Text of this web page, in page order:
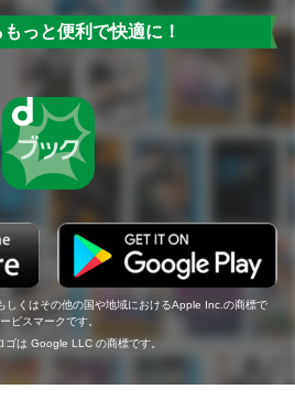
っと便利で快適に！
くはその他の国や地域におけるApple Inc.の商標で
ビスマークです。
は Google LLC の商標です。